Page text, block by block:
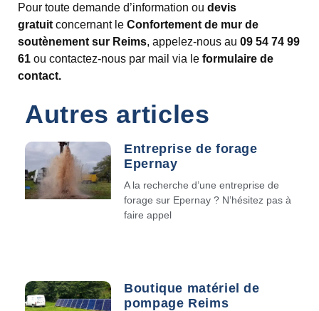
Pour toute demande d’information ou devis
gratuit concernant le Confortement de mur de
soutènement sur Reims, appelez-nous au 09 54 74 99
61 ou contactez-nous par mail via le formulaire de
contact.
Autres articles
Entreprise de forage
Epernay
A la recherche d’une entreprise de
forage sur Epernay ? N’hésitez pas à
faire appel
Boutique matériel de
pompage Reims